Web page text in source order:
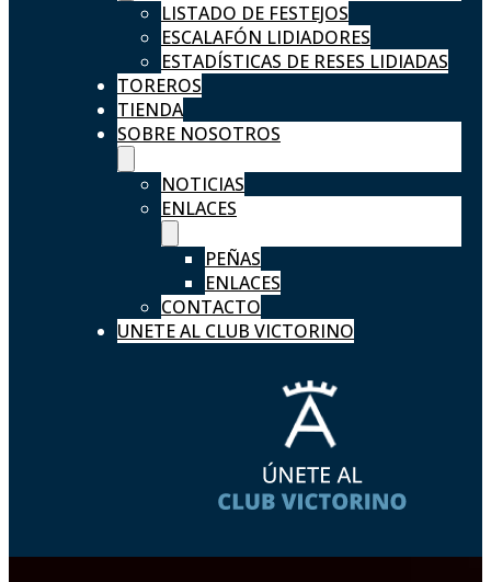
LISTADO DE FESTEJOS
ESCALAFÓN LIDIADORES
ESTADÍSTICAS DE RESES LIDIADAS
TOREROS
TIENDA
SOBRE NOSOTROS
NOTICIAS
ENLACES
PEÑAS
ENLACES
CONTACTO
UNETE AL CLUB VICTORINO